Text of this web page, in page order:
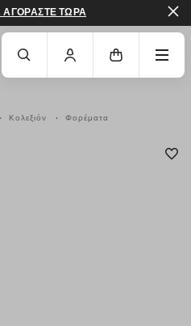
ΚΑΤΕΒΕΊΤΕ ΣΤΟ ΚΆΤΩ ΜΈΡΟΣ
ΑΓΟΡΑΣΤΕ ΤΩΡΑ
Κολεξιόν Φορέματα